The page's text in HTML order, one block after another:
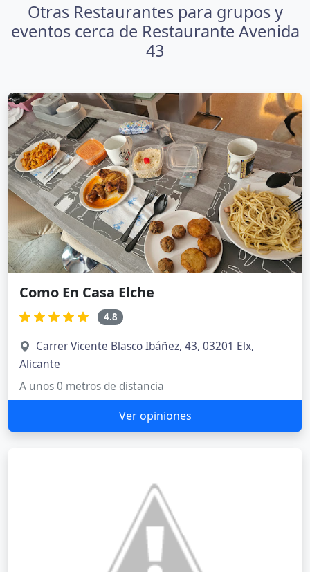
Otras Restaurantes para grupos y
eventos cerca de Restaurante Avenida
43
Como En Casa Elche
4.8
Carrer Vicente Blasco Ibáñez, 43, 03201 Elx,
Alicante
A unos 0 metros de distancia
Ver opiniones